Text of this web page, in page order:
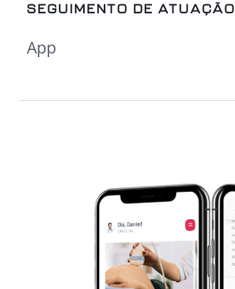
SEGUIMENTO DE ATUAÇÃO
App